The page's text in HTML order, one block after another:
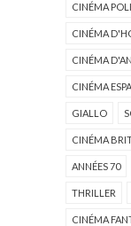
CINÉMA
CINÉMA
CINÉMA
CINÉMA
GIALLO
CINÉMA
ANNÉES 70
THRILLER
CINÉMA